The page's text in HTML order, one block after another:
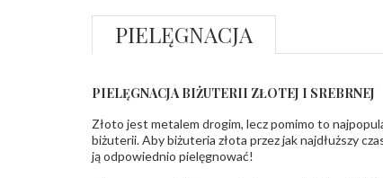
PIELĘGNACJA
PIELĘGNACJA BIŻUTERII ZŁOTEJ I SREBRNEJ
Złoto jest metalem drogim, lecz pomimo to
biżuterii. Aby biżuteria złota przez jak najdłuższy
ją odpowiednio pielęgnować!